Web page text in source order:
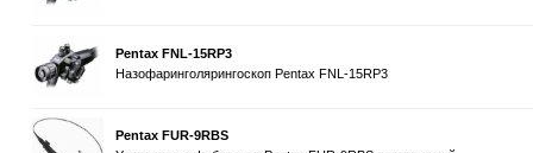
Pentax FNL-15RP3
Назофаринголярингоскоп Pentax FNL-15RP3
Pentax FUR-9RBS